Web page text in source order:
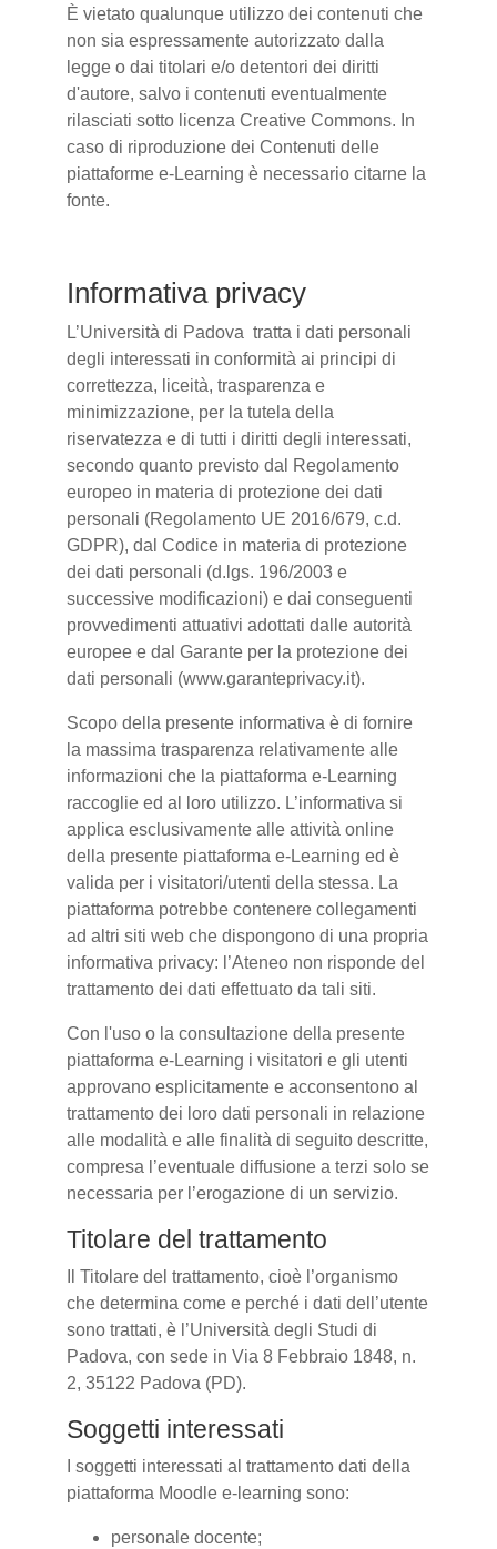
È vietato qualunque utilizzo dei contenuti che
non sia espressamente autorizzato dalla
legge o dai titolari e/o detentori dei diritti
d'autore, salvo i contenuti eventualmente
rilasciati sotto licenza Creative Commons. In
caso di riproduzione dei Contenuti delle
piattaforme e-Learning è necessario citarne la
fonte.
Informativa privacy
L’Università di Padova tratta i dati personali
degli interessati in conformità ai principi di
correttezza, liceità, trasparenza e
minimizzazione, per la tutela della
riservatezza e di tutti i diritti degli interessati,
secondo quanto previsto dal Regolamento
europeo in materia di protezione dei dati
personali (Regolamento UE 2016/679, c.d.
GDPR), dal Codice in materia di protezione
dei dati personali (d.lgs. 196/2003 e
successive modificazioni) e dai conseguenti
provvedimenti attuativi adottati dalle autorità
europee e dal Garante per la protezione dei
dati personali (www.garanteprivacy.it).
Scopo della presente informativa è di fornire
la massima trasparenza relativamente alle
informazioni che la piattaforma e-Learning
raccoglie ed al loro utilizzo. L’informativa si
applica esclusivamente alle attività online
della presente piattaforma e-Learning ed è
valida per i visitatori/utenti della stessa. La
piattaforma potrebbe contenere collegamenti
ad altri siti web che dispongono di una propria
informativa privacy: l’Ateneo non risponde del
trattamento dei dati effettuato da tali siti.
Con l'uso o la consultazione della presente
piattaforma e-Learning i visitatori e gli utenti
approvano esplicitamente e acconsentono al
trattamento dei loro dati personali in relazione
alle modalità e alle finalità di seguito descritte,
compresa l’eventuale diffusione a terzi solo se
necessaria per l’erogazione di un servizio.
Titolare del trattamento
Il Titolare del trattamento, cioè l’organismo
che determina come e perché i dati dell’utente
sono trattati, è l’Università degli Studi di
Padova, con sede in Via 8 Febbraio 1848, n.
2, 35122 Padova (PD).
Soggetti interessati
I soggetti interessati al trattamento dati della
piattaforma Moodle e-learning sono:
personale docente;